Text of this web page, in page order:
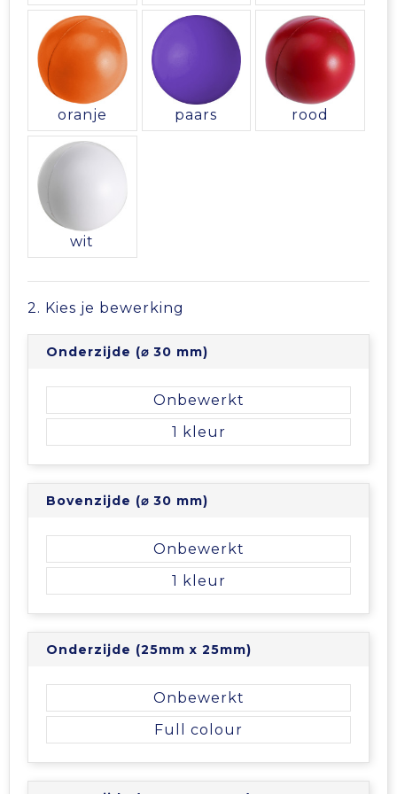
Waterflesjes
Vesten
Gehoorbescherming
Promotietassen
Reistassen
Reistassensets
Rugzakken
Schoenentassen
Schoudertassen
Sporttassen
Aktetassen
Trolleys
oranje paars rood
wit
2. Kies je bewerking
Onderzijde (⌀ 30 mm)
Onbewerkt
1
Bovenzijde (⌀ 30 mm)
Onbewerkt
1
Onderzijde (25mm x 25mm)
Onbewerkt
Full colour